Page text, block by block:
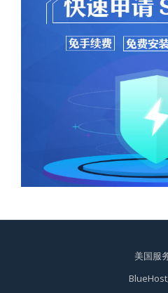
美国服